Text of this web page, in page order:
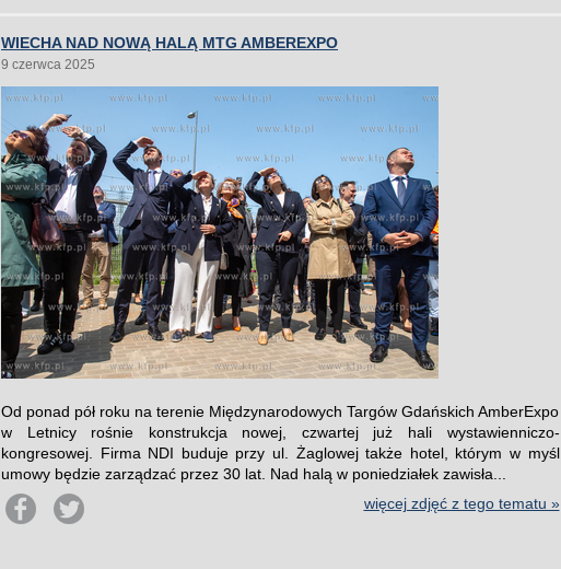
WIECHA NAD NOWĄ HALĄ MTG AMBEREXPO
9 czerwca 2025
Od ponad pół roku na terenie Międzynarodowych Targów Gdańskich AmberExpo
w Letnicy rośnie konstrukcja nowej, czwartej już hali wystawienniczo-
kongresowej. Firma NDI buduje przy ul. Żaglowej także hotel, którym w myśl
umowy będzie zarządzać przez 30 lat. Nad halą w poniedziałek zawisła...
więcej zdjęć z tego tematu »